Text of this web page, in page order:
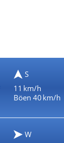
S
11 km/h
Böen 40 km/h
W